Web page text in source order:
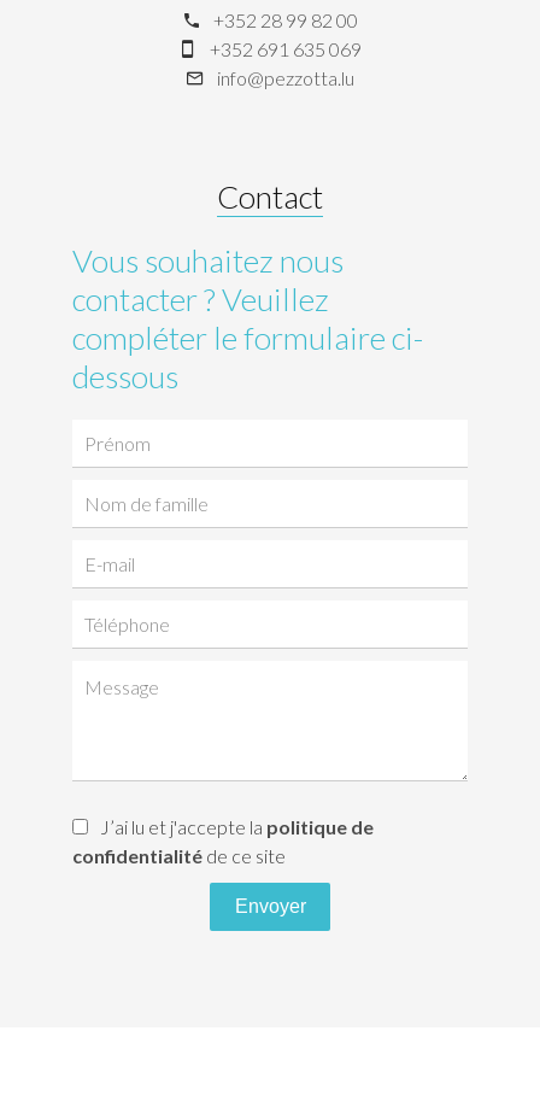
+352 28 99 82 00
+352 691 635 069
info@pezzotta.lu
Vous souhaitez nous
contacter ? Veuillez
compléter le formulaire ci-
dessous
Contact
J’ai lu et j'accepte la politique de
confidentialité de ce site
Envoyer